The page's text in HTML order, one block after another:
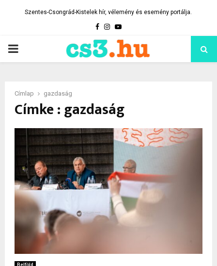
Szentes-Csongrád-Kistelek hír, vélemény és esemény portálja.
Facebook
Instagram
Youtube
PRIMARY
Címlap gazdaság
Címke : gazdaság
Belföld